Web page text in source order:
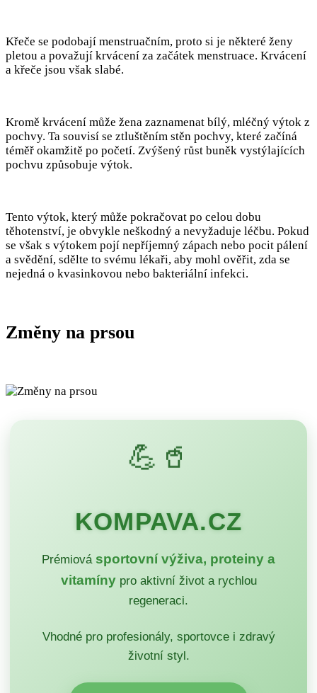
Křeče se podobají menstruačním, proto si je některé ženy
pletou a považují krvácení za začátek menstruace. Krvácení
a křeče jsou však slabé.
Kromě krvácení může žena zaznamenat bílý, mléčný výtok z
pochvy. Ta souvisí se ztluštěním stěn pochvy, které začíná
téměř okamžitě po početí. Zvýšený růst buněk vystýlajících
pochvu způsobuje výtok.
Tento výtok, který může pokračovat po celou dobu
těhotenství, je obvykle neškodný a nevyžaduje léčbu. Pokud
se však s výtokem pojí nepříjemný zápach nebo pocit pálení
a svědění, sdělte to svému lékaři, aby mohl ověřit, zda se
nejedná o kvasinkovou nebo bakteriální infekci.
Změny na prsou
💪🥤
KOMPAVA.CZ
Prémiová sportovní výživa, proteiny a
vitamínypro aktivní život a rychlou
regeneraci.
Vhodné pro profesionály, sportovce i zdravý
životní styl.